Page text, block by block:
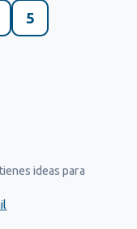
5
ideas para